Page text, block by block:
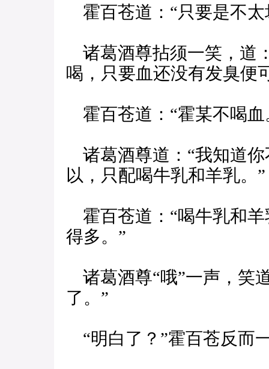
霍百苍道：“只要是不太
诸葛酒尊拈须一笑，道
喝，只要血还没有发臭便
霍百苍道：“霍某不喝血
诸葛酒尊道：“我知道
以，只配喝牛乳和羊乳。”
霍百苍道：“喝牛乳和
得多。”
诸葛酒尊“哦”一声，笑
了。”
“明白了？”霍百苍反而